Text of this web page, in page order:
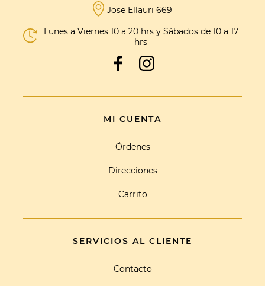
Jose Ellauri 669
Lunes a Viernes 10 a 20 hrs y Sábados de 10 a 17
hrs
MI CUENTA
Órdenes
Direcciones
Carrito
SERVICIOS AL CLIENTE
Contacto